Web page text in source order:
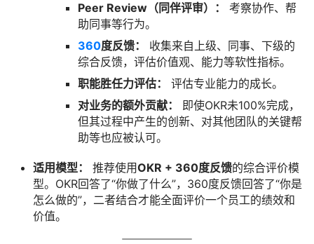
Peer Review（同伴评审）：
考察协作、帮
助同事等行为。
360度反馈：
收集来自上级、同事、下级的
综合反馈，评估价值观、能力等软性指标。
职能胜任力评估：
评估专业能力的成长。
对业务的额外贡献：
即使OKR未100%完成，
但其过程中产生的创新、对其他团队的关键帮
助等也应被认可。
适用模型： 推荐使用OKR + 360度反馈的综合评价模
型。OKR回答了“你做了什么”，360度反馈回答了“你是
怎么做的”，二者结合才能全面评价一个员工的绩效和
价值。